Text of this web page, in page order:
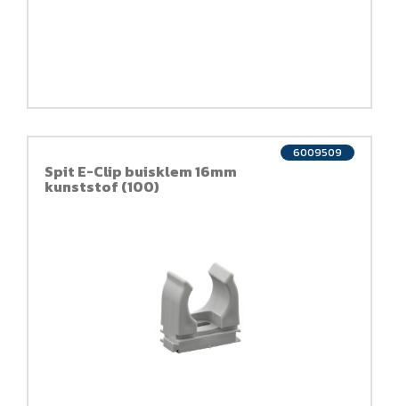
Spit E-Clip buisklem 16mm
kunststof (100)
6009509